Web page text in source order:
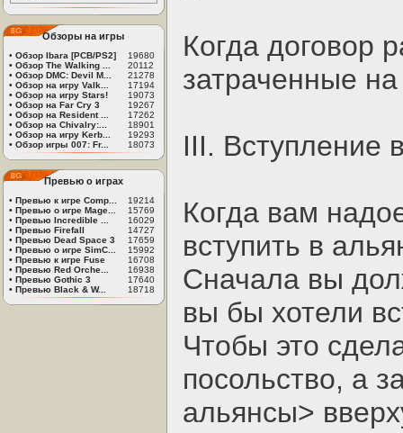
Обзоры на игры
• Обзор Ibara [PCB/PS2]
19680
• Обзор The Walking ...
20112
• Обзор DMC: Devil M...
21278
• Обзор на игру Valk...
17194
• Обзор на игру Stars!
19073
• Обзор на Far Cry 3
19267
• Обзор на Resident ...
17262
• Обзор на Chivalry:...
18901
• Обзор на игру Kerb...
19293
• Обзор игры 007: Fr... 18073
Превью о играх
• Превью к игре Comp...
19214
• Превью о игре Mage...
15769
• Превью Incredible ...
16029
• Превью Firefall
14727
• Превью Dead Space 3
17659
• Превью о игре SimC...
15992
• Превью к игре Fuse
16708
• Превью Red Orche...
16938
• Превью Gothic 3
17640
• Превью Black & W... 18718
Когда договор
затраченные
III. Вступление
Когда вам
вступить в
Сначала вы
вы бы хотели
Чтобы это
посольство, а
альянсы>